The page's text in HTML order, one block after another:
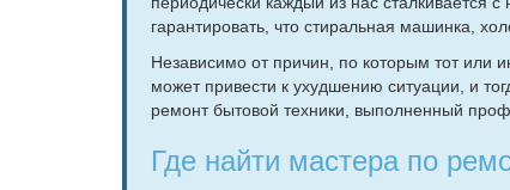
гарантировать, что стиральная машинка,
Независимо от причин, по которым тот или
может привести к ухудшению ситуации, и
ремонт бытовой техники, выполненный
Где найти мастера по